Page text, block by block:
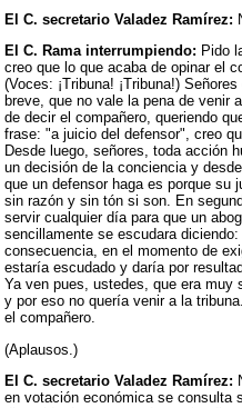
El C. secretario Valadez Ramírez:
El C. Rama interrumpiendo: Pido
creo que lo que acaba de opinar el
(Voces: ¡Tribuna! ¡Tribuna!)
breve, que no vale la pena de venir
de decir el compañero, queriendo
frase: "a juicio del defensor", creo
Desde luego, señores, toda acción
un decisión de la conciencia y
que un defensor haga es porque su
sin razón y sin tón si son. En
servir cualquier día para que un
sencillamente se escudara
consecuencia, en el momento de
estaría escudado y daría por
Ya ven pues, ustedes, que era muy
y por eso no quería venir a la
el compañero.
(Aplausos.)
El C. secretario Valadez Ramírez:
en votación económica se consulta